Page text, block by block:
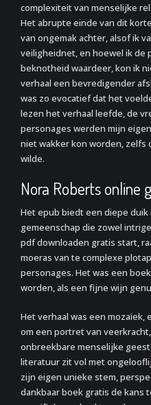
complexiteit van menselijke
Het abrupte einde van dit
van ongemak achter, alsof ik
veiligheidnet, en hoewel ik de
beknotheid waardeer, kon ik
verhaal een bevredigender
was zo evocatief dat het
lezen het verhaal leefde, de
personages werden mijn
niet wakker kon worden, zelfs
wilde.
Nora Roberts online
Het epub biedt een diepe
gemeenschap die zowel
pdf downloaden gratis start,
moeras van te complexe
personages. Het was een
worden, als een fijne wijn
Het verhaal was een
om een portret van
onbreekbare menselijke
literatuur zit vol met
zijn eigen unieke stem,
dankbaar boek gratis de kans